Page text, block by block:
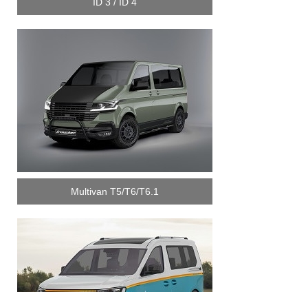
ID 3 / ID 4
Multivan T5/T6/T6.1